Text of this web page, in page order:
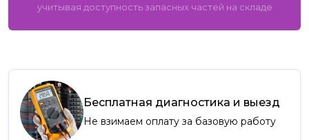
учитывая доступность запасных частей на складе
Бесплатная диагностика и выезд
Не взимаем оплату за базовую работу